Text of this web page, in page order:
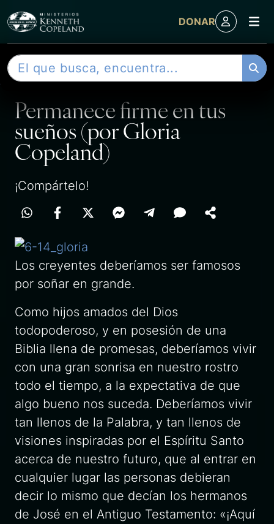
DONAR
B
u
ENTRADA
Permanece firme en tus
sueños (por Gloria
Copeland)
¡Compártelo!
Los creyentes deberíamos ser famosos
por soñar en grande.
Como hijos amados del Dios
todopoderoso, y en posesión de una
Biblia llena de promesas, deberíamos vivir
con una gran sonrisa en nuestro rostro
todo el tiempo, a la expectativa de que
algo bueno nos suceda. Deberíamos vivir
tan llenos de la Palabra, y tan llenos de
visiones inspiradas por el Espíritu Santo
acerca de nuestro futuro, que al entrar en
cualquier lugar las personas debieran
decir lo mismo que decían los hermanos
de José en el Antiguo Testamento: «¡Aquí